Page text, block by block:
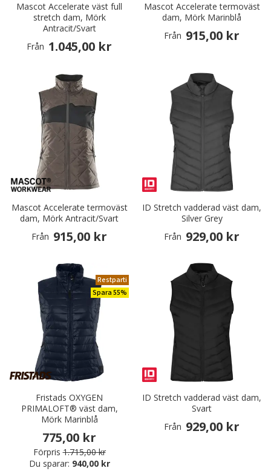
Mascot Accelerate väst full
stretch dam, Mörk
Antracit/Svart
Från 1.045,00 kr
Mascot Accelerate termoväst
dam, Mörk Marinblå
Från 915,00 kr
Mascot Accelerate termoväst
dam, Mörk Antracit/Svart
Från 915,00 kr
ID Stretch vadderad väst dam,
Silver Grey
Från 929,00 kr
Restparti
Spara 55%
Fristads OXYGEN
PRIMALOFT® väst dam,
Mörk Marinblå
775,00 kr
Förpris 1.715,00 kr
Du sparar: 940,00 kr
ID Stretch vadderad väst dam,
Svart
Från 929,00 kr